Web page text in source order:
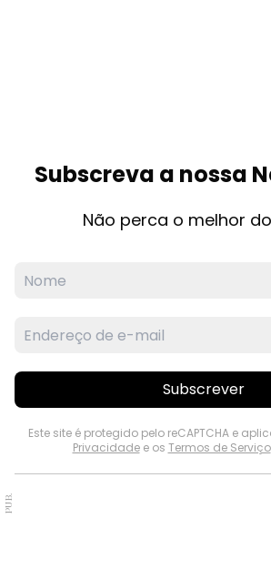
Subscreva a nossa
Não perca o melhor
Subscrever
Este site é protegido pelo reCAPTCHA e
Privacidadee os Termos de Serviço
PUB.